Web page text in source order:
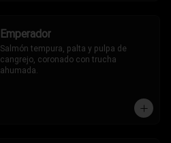
Emperador
Salmón tempura, palta y pulpa de
cangrejo, coronado con trucha
ahumada.